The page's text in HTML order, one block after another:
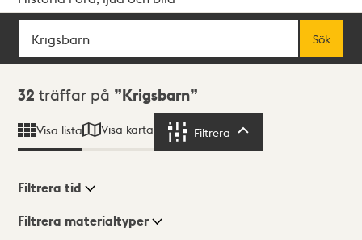
Sök
Sök
Sökresultat
32 träffar på Krigsbarn
Visa lista Visa karta Filtrera
Visningsläge
Filtrera tid
Filtrera materialtyper